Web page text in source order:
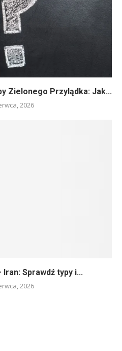
Zielonego Przylądka: Jak...
2026
Iran: Sprawdź typy i...
2026